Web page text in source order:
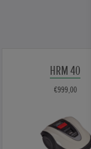
HRM 40
€999,00